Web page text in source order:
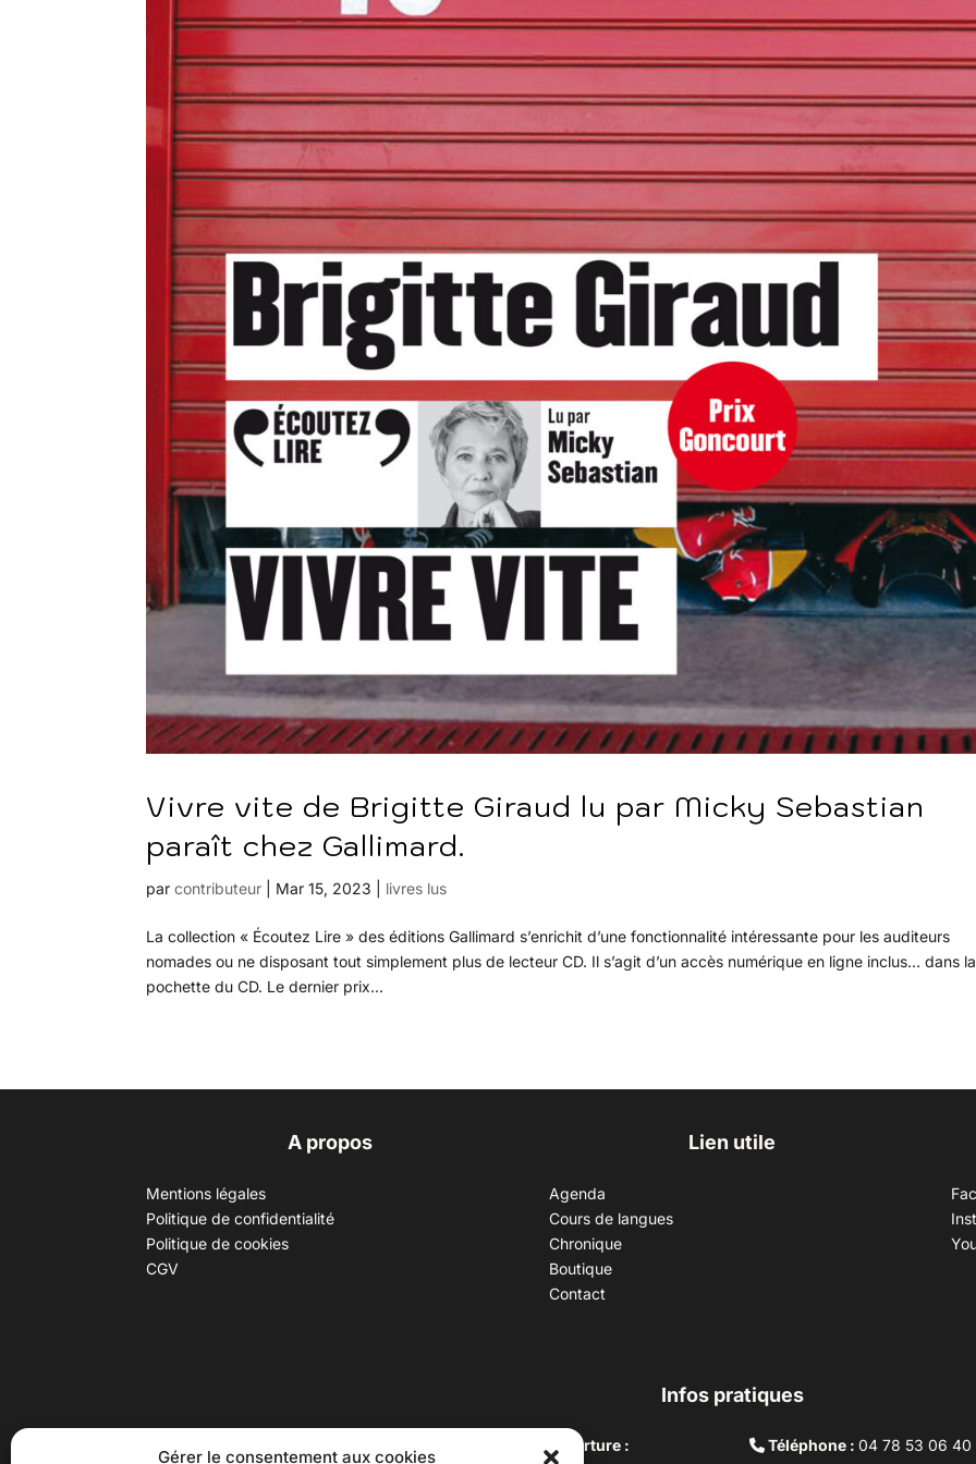
Gérer le consentement aux cookies
Vivre vite de Brigitte Giraud lu par Micky Sebastian
paraît chez Gallimard.
parcontributeur Mar 15, 2023 livres lus
La collection « Écoutez Lire » des éditions Gallimard s’enrichit d’une fonctionnalité intéressante pour les auditeurs
nomades ou ne disposant tout simplement plus de lecteur CD. Il s’agit d’un accès numérique en ligne inclus… dans la
pochette du CD. Le dernier prix...
A propos
Mentions légales
Politique de confidentialité
Politique de cookies
CGV
Lien utile
Agenda
Cours de langues
Chronique
Boutique
Contact
Infos pratiques
Horaires d’ouverture :
Téléphone :04 78 53 06 40